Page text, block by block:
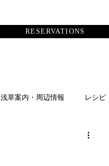
RESERVATIONS
浅草案内・周辺情報 レシピ